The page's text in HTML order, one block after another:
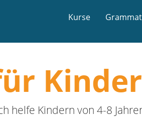
Kurse
Kinder
helfe Kindern von 4-8